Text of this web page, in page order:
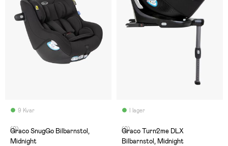
9 Kvar
(0)
Graco SnugGo Bilbarnstol,
Midnight
I lager
(0)
Graco Turn2me DLX
Bilbarnstol, Midnight